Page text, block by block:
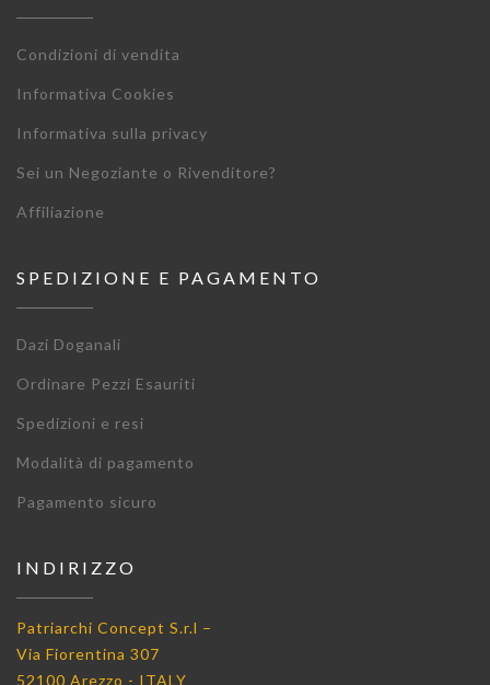
Condizioni di vendita
Informativa Cookies
Informativa sulla privacy
Sei un Negoziante o Rivenditore?
Affiliazione
SPEDIZIONE E PAGAMENTO
Dazi Doganali
Ordinare Pezzi Esauriti
Spedizioni e resi
Modalità di pagamento
Pagamento sicuro
INDIRIZZO
Patriarchi Concept S.r.l –
Via Fiorentina 307
52100 Arezzo - ITALY